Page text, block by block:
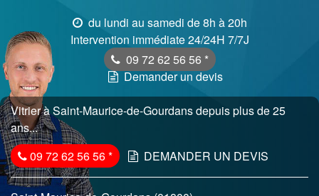
du lundi au samedi de 8h à 20h
Intervention immédiate 24/24H 7/7J
09 72 62 56 56 *
Demander un devis
Vitrier à Saint-Maurice-de-Gourdans depuis plus de 25
ans...
09 72 62 56 56* DEMANDER UN DEVIS